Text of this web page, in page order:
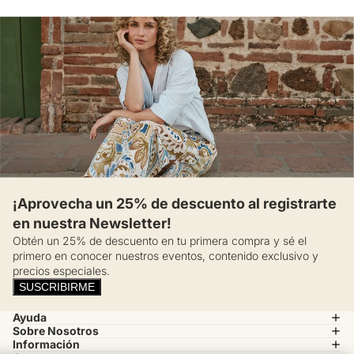
¡Aprovecha un 25% de descuento al registrarte
en nuestra Newsletter!
Obtén un 25% de descuento en tu primera compra y sé el
primero en conocer nuestros eventos, contenido exclusivo y
precios especiales.
SUSCRIBIRME
Ayuda
Sobre Nosotros
Información